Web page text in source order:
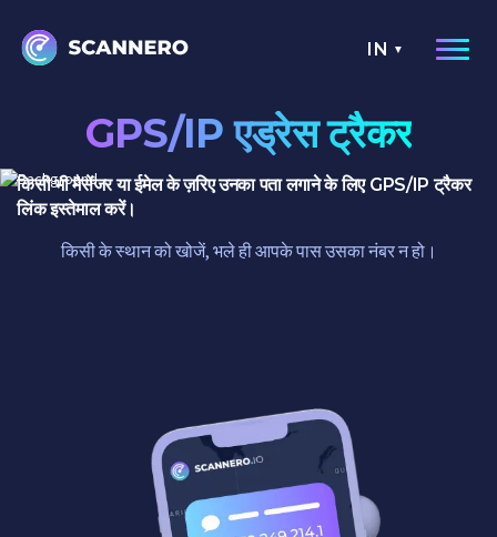
IN
GPS/IP एड्रेस ट्रैकर
किसी भी मैसेंजर या ईमेल के ज़रिए उनका पता लगाने के लिए GPS/IP ट्रैकर
लिंक इस्तेमाल करें।
किसी के स्थान को खोजें, भले ही आपके पास उसका नंबर न हो।